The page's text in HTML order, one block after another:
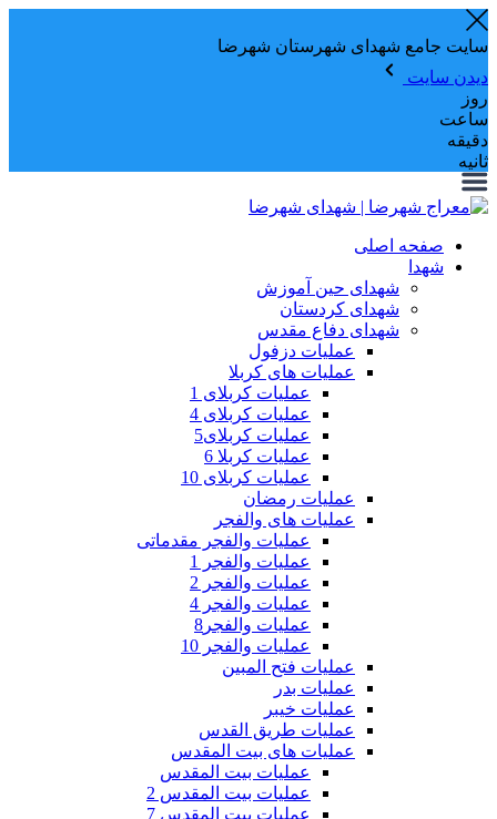
سایت جامع شهدای شهرستان شهرضا
دیدن سایت
روز
ساعت
دقیقه
ثانیه
صفحه اصلی
شهدا
شهدای حین آموزش
شهدای کردستان
شهدای دفاع مقدس
عملیات دزفول
عملیات های کربلا
عملیات کربلای 1
عملیات کربلای 4
عملیات کربلای5
عملیات کربلا 6
عملیات کربلای 10
عملیات رمضان
عملیات های والفجر
عملیات والفجر مقدماتی
عملیات والفجر 1
عملیات والفجر 2
عملیات والفجر 4
عملیات والفجر8
عملیات والفجر 10
عملیات فتح المبین
عملیات بدر
عملیات خیبر
عملیات طریق القدس
عملیات های بیت المقدس
عملیات بیت المقدس
عملیات بیت المقدس 2
عملیات بیت المقدس 7